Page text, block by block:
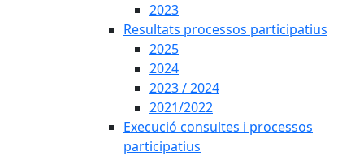
2023
Resultats processos participatius
2025
2024
2023 / 2024
2021/2022
Execució consultes i processos
participatius